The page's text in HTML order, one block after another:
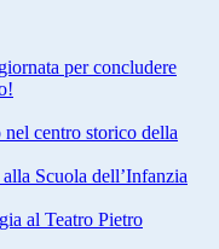
per concludere
nel centro storico della
Scuola dell’Infanzia
al Teatro Pietro